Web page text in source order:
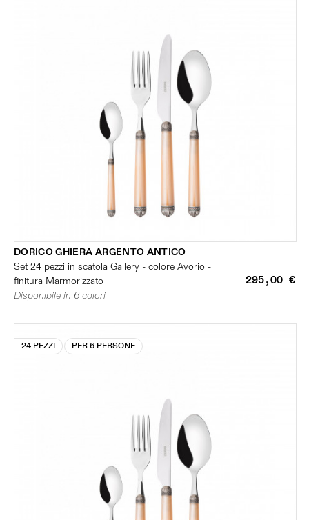
DORICO GHIERA ARGENTO ANTICO
Set 24 pezzi in scatola Gallery - colore Avorio -
finitura Marmorizzato
295,00 €
Disponibile in 6 colori
24 PEZZI PER 6 PERSONE